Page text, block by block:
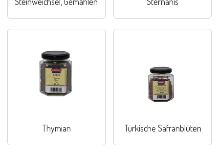
Thymian Türkische Safranblüten